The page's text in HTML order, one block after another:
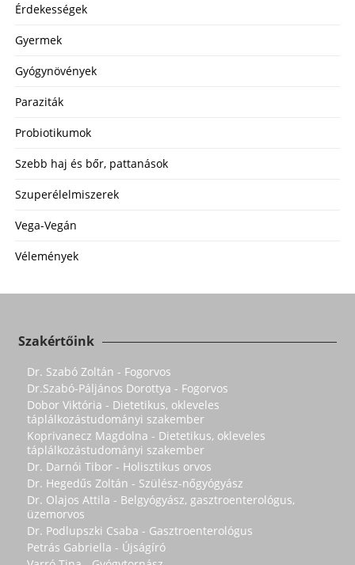
Érdekességek
Gyermek
Gyógynövények
Paraziták
Probiotikumok
Szebb haj és bőr, pattanások
Szuperélelmiszerek
Vega-Vegán
Vélemények
Szakértőink
Dr. Szabó Zoltán - Fogorvos
Dr.Szabó-Páljános Dorottya - Fogorvos
Dobor Viktória - Dietetikus, okleveles
táplálkozástudományi szakember
Koprivanecz Magdolna - Dietetikus, okleveles
táplálkozástudományi szakember
Dr. Darnói Tibor - Holisztikus orvos
Dr. Hegedűs Zoltán - Szülész-nőgyógyász
Dr. Olajos Attila - Belgyógyász, gasztroenterológus,
üzemorvos
Dr. Podlupszki Csaba - Gasztroenterológus
Petrás Gabriella - Újságíró